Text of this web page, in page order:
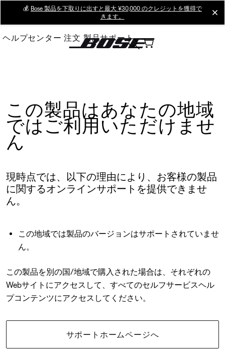
Main
💰 Bose 製品を下取りに出すと最大 ¥30,000 のクレジットを獲得で
きます。
ヘルプセンター 注文 製品サポート
この製品はあなたの地域
ではご利用いただけませ
ん
現時点では、以下の理由により、お客様の製品
に関するオンラインサポートを提供できませ
ん。
この地域では製品のバージョンはサポートされていませ
ん。
この製品を別の国/地域で購入された場合は、それぞれの
Webサイトにアクセスして、すべてのセルフサービスヘル
プコンテンツにアクセスしてください。
サポートホームページへ